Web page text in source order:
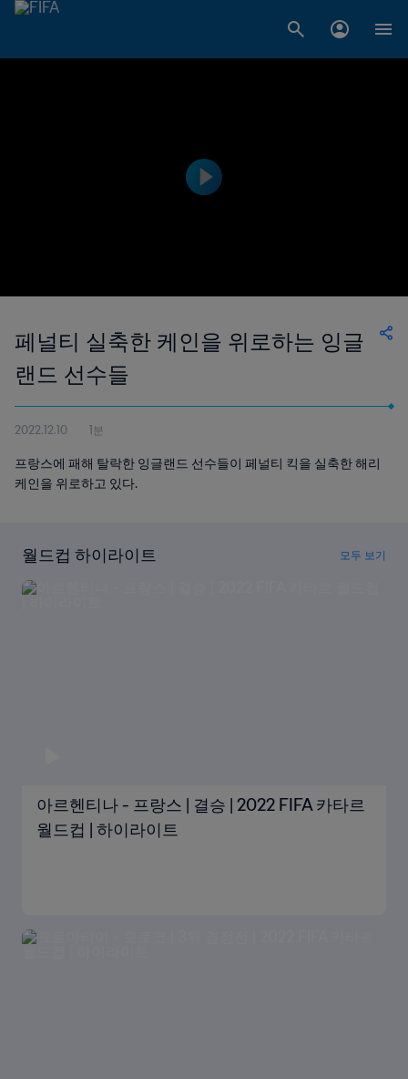
페널티 실축한 케인을 위로하는 잉글
랜드 선수들
2022.12.10 1분
프랑스에 패해 탈락한 잉글랜드 선수들이 페널티 킥을 실축한 해리
케인을 위로하고 있다.
월드컵 하이라이트 모두 보기
아르헨티나 - 프랑스 | 결승 | 2022 FIFA 카타르
월드컵 | 하이라이트